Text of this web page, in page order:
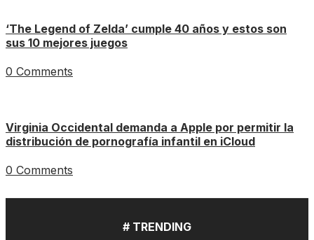
‘The Legend of Zelda’ cumple 40 años y estos son
sus 10 mejores juegos
0 Comments
Virginia Occidental demanda a Apple por permitir la
distribución de pornografía infantil en iCloud
0 Comments
# TRENDING